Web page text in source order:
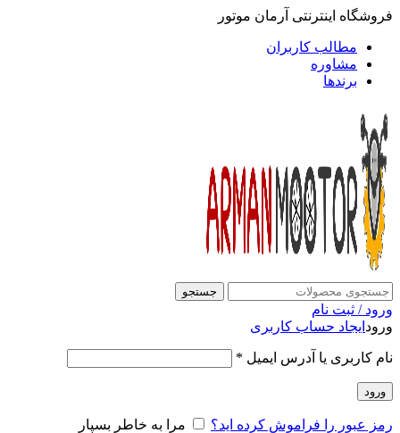
فروشگاه اینترنتی آرمان موتور
مطالب کاربران
مشاوره
برندها
جستجو
ورود / ثبت نام
ورود ایجاد حساب کاربری
نام کاربری یا آدرس ایمیل *
ورود
رمز عبور را فراموش کرده اید؟ مرا به خاطر بسپار